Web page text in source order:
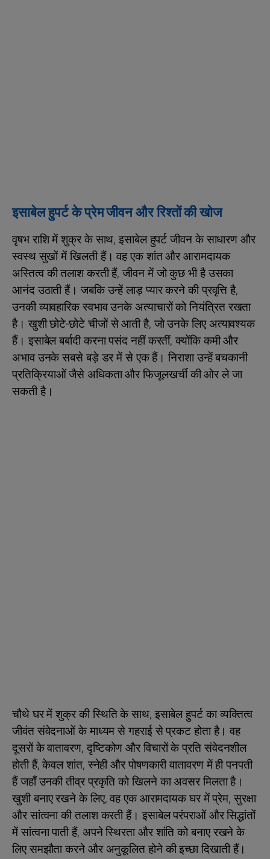
इसाबेल हुपर्ट के प्रेम जीवन और रिश्तों की खोज
वृषभ राशि में शुक्र के साथ, इसाबेल हुपर्ट जीवन के साधारण और
स्वस्थ सुखों में खिलती हैं। वह एक शांत और आरामदायक
अस्तित्व की तलाश करती हैं, जीवन में जो कुछ भी है उसका
आनंद उठाती हैं। जबकि उन्हें लाड़ प्यार करने की प्रवृत्ति है,
उनकी व्यावहारिक स्वभाव उनके अत्याचारों को नियंत्रित रखता
है। खुशी छोटे-छोटे चीजों से आती है, जो उनके लिए अत्यावश्यक
हैं। इसाबेल बर्बादी करना पसंद नहीं करतीं, क्योंकि कमी और
अभाव उनके सबसे बड़े डर में से एक हैं। निराशा उन्हें बचकानी
प्रतिक्रियाओं जैसे अधिकता और फिजूलखर्ची की ओर ले जा
सकती है।
चौथे घर में शुक्र की स्थिति के साथ, इसाबेल हुपर्ट का व्यक्तित्व
जीवंत संवेदनाओं के माध्यम से गहराई से प्रकट होता है। वह
दूसरों के वातावरण, दृष्टिकोण और विचारों के प्रति संवेदनशील
होती हैं, केवल शांत, स्नेही और पोषणकारी वातावरण में ही पनपती
हैं जहाँ उनकी तीव्र प्रकृति को खिलने का अवसर मिलता है।
खुशी बनाए रखने के लिए, वह एक आरामदायक घर में प्रेम, सुरक्षा
और सांत्वना की तलाश करती हैं। इसाबेल परंपराओं और सिद्धांतों
में सांत्वना पाती हैं, अपने स्थिरता और शांति को बनाए रखने के
लिए समझौता करने और अनुकूलित होने की इच्छा दिखाती हैं।